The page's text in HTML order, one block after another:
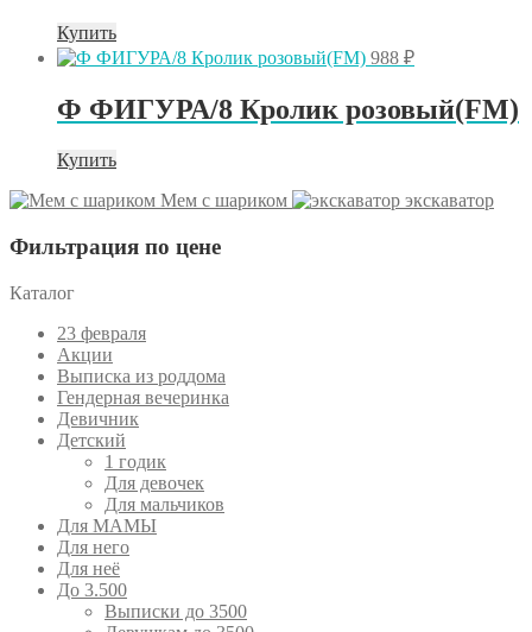
Купить
988 ₽
Ф ФИГУРА/8 Кролик розовый(FM)
Купить
Мем с шариком
экскаватор
Фильтрация по цене
Каталог
23 февраля
Акции
Выписка из роддома
Гендерная вечеринка
Девичник
Детский
1 годик
Для девочек
Для мальчиков
Для МАМЫ
Для него
Для неё
До 3.500
Выписки до 3500